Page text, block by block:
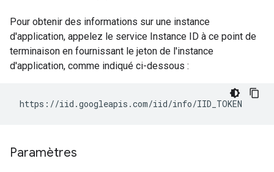
Pour obtenir des informations sur une instance
d'application, appelez le service Instance ID à ce point de
terminaison en fournissant le jeton de l'instance
d'application, comme indiqué ci-dessous :
Paramètres